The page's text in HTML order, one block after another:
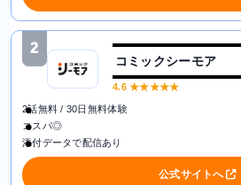
2
コミックシーモア
4.6★★★★★
2話無料 / 30日無料体験
コスパ◎
添付データで配信あり
公式サイトへ